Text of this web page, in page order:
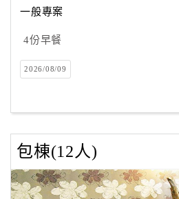
訂
房
Q&A
旅
卡
訂
房
一般專案
4份早餐
2026/08/09
包棟(12人)